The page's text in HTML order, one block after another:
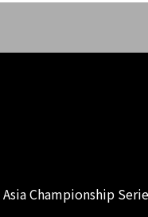
Championship